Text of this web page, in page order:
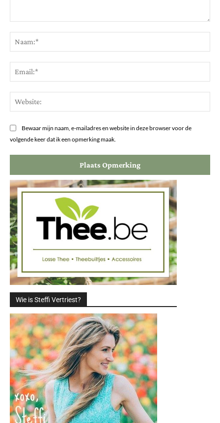
Bewaar mijn naam, e-mailadres en website in deze browser voor de
volgende keer dat ik een opmerking maak.
Wie is Steffi Vertriest?